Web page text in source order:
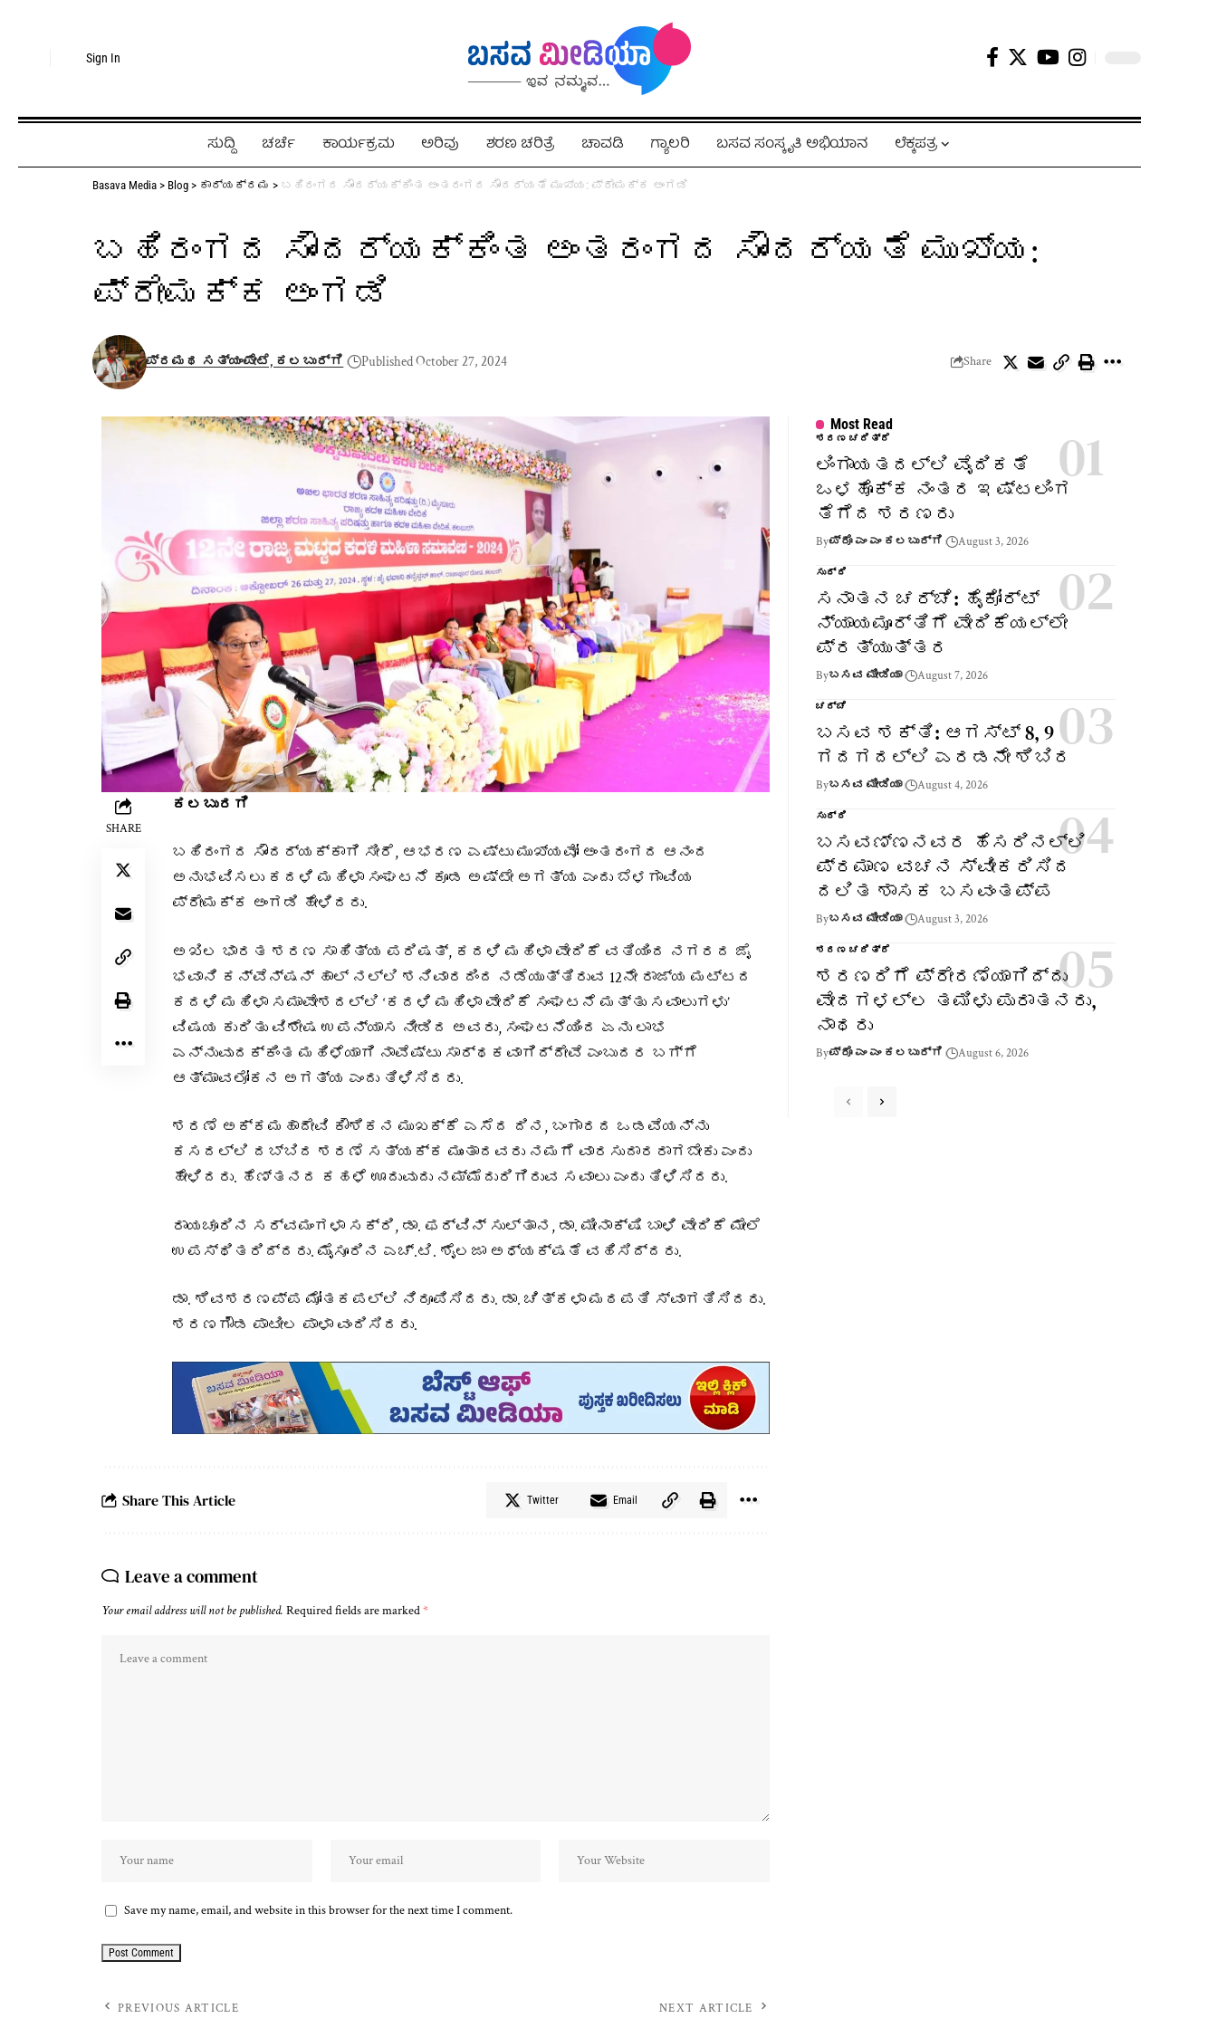
Sign In
ಸುದ್ದಿ ಚರ್ಚೆ ಕಾರ್ಯಕ್ರಮ ಅರಿವು ಶರಣ ಚರಿತ್ರೆ ಚಾವಡಿ ಗ್ಯಾಲರಿ ಬಸವ ಸಂಸ್ಕೃತಿ ಅಭಿಯಾನ ಲೆಕ್ಕಪತ್ರ
Basava Media > Blog > ಕಾರ್ಯಕ್ರಮ > ಬಹಿರಂಗದ ಸೌಂದರ್ಯಕ್ಕಿಂತ ಅಂತರಂಗದ ಸೌಂದರ್ಯತೆ ಮುಖ್ಯ: ಪ್ರೇಮಕ್ಕ ಅಂಗಡಿ
ಬಹಿರಂಗದ ಸೌಂದರ್ಯಕ್ಕಿಂತ ಅಂತರಂಗದ ಸೌಂದರ್ಯತೆ ಮುಖ್ಯ:
ಪ್ರೇಮಕ್ಕ ಅಂಗಡಿ
ಪ್ರಮಥ ಸತ್ಯಂಪೇಟೆ, ಕಲಬುರ್ಗಿ Published October 27, 2024 Share
SHARE
ಕಲಬುರಗಿ
ಬಹಿರಂಗದ ಸೌಂದರ್ಯಕ್ಕಾಗಿ ಸೀರೆ, ಆಭರಣ ಎಷ್ಟು ಮುಖ್ಯವೋ ಅಂತರಂಗದ ಆನಂದ
ಅನುಭವಿಸಲು ಕದಳಿ ಮಹಿಳಾ ಸಂಘಟನೆ ಕೂಡ ಅಷ್ಟೇ ಅಗತ್ಯ ಎಂದು ಬೆಳಗಾವಿಯ
ಪ್ರೇಮಕ್ಕ ಅಂಗಡಿ ಹೇಳಿದರು.
ಅಖಿಲ ಭಾರತ ಶರಣ ಸಾಹಿತ್ಯ ಪರಿಷತ್, ಕದಳಿ ಮಹಿಳಾ ವೇದಿಕೆ ವತಿಯಿಂದ ನಗರದ ಜೈ
ಭವಾನಿ ಕನ್ವೆನ್ಷನ್‌ ಹಾಲ್ ನಲ್ಲಿ ಶನಿವಾರದಿಂದ ನಡೆಯುತ್ತಿರುವ 12ನೇ ರಾಜ್ಯ ಮಟ್ಟದ
ಕದಳಿ ಮಹಿಳಾ ಸಮಾವೇಶದಲ್ಲಿ ‘ಕದಳಿ ಮಹಿಳಾ ವೇದಿಕೆ ಸಂಘಟನೆ ಮತ್ತು ಸವಾಲುಗಳು’
ವಿಷಯ ಕುರಿತು ವಿಶೇಷ ಉಪನ್ಯಾಸ ನೀಡಿದ ಅವರು, ಸಂಘಟನೆಯಿಂದ ಏನು ಲಾಭ
ಎನ್ನುವುದಕ್ಕಿಂತ ಮಹಿಳೆಯಾಗಿ ನಾವೆಷ್ಟು ಸಾರ್ಥಕವಾಗಿದ್ದೇವೆ ಎಂಬುದರ ಬಗ್ಗೆ
ಆತ್ಮಾವಲೋಕನ ಅಗತ್ಯ ಎಂದು ತಿಳಿಸಿದರು.
ಶರಣೆ ಅಕ್ಕಮಹಾದೇವಿ ಕೌಶಿಕನ ಮುಖಕ್ಕೆ ಎಸೆದ ದಿನ, ಬಂಗಾರದ ಒಡವೆಯನ್ನು
ಕಸದಲ್ಲಿ ದಬ್ಬಿದ ಶರಣೆ ಸತ್ಯಕ್ಕ ಮುಂತಾದವರು ನಮಗೆ ವಾರಸುದಾರರಾಗಬೇಕು ಎಂದು
ಹೇಳಿದರು. ಹೆಣ್ತನದ ಕಹಳೆ ಊದುವುದು ನಮ್ಮೆದುರಿಗಿರುವ ಸವಾಲು ಎಂದು ತಿಳಿಸಿದರು.
ರಾಯಚೂರಿನ ಸರ್ವಮಂಗಳಾ ಸಕ್ರಿ, ಡಾ. ಫರ್ವಿನ್ ಸುಲ್ತಾನ, ಡಾ. ಮೀನಾಕ್ಷಿ ಬಾಳಿ ವೇದಿಕೆ ಮೇಲೆ
ಉಪಸ್ಥಿತರಿದ್ದರು. ಮೈಸೂರಿನ ಎಚ್.ಟಿ. ಶೈಲಜಾ ಅಧ್ಯಕ್ಷತೆ ವಹಿಸಿದ್ದರು.
ಡಾ.‌ ಶಿವಶರಣಪ್ಪ ಮೋತಕಪಲ್ಲಿ ನಿರೂಪಿಸಿದರು. ಡಾ. ಚಿತ್ಕಳಾ ಮಠಪತಿ ಸ್ವಾಗತಿಸಿದರು.‌
ಶರಣಗೌಡ ಪಾಟೀಲ ಪಾಳಾ ವಂದಿಸಿದರು.
Share This Article Twitter Email
Leave a comment
Your email address will not be published. Required fields are marked*
Save my name, email, and website in this browser for the next time I comment.
PREVIOUS ARTICLE NEXT ARTICLE
Most Read
ಶರಣ ಚರಿತ್ರೆ
ಲಿಂಗಾಯತದಲ್ಲಿ ವೈದಿಕತೆ
ಒಳಹೊಕ್ಕ ನಂತರ ಇಷ್ಟಲಿಂಗ
ತೆಗೆದ ಶರಣರು
Byಪ್ರೊ ಎಂ ಎಂ ಕಲಬುರ್ಗಿ August 3, 2026
ಸುದ್ದಿ
ಸನಾತನ ಚರ್ಚೆ: ಹೈಕೋರ್ಟ್
ನ್ಯಾಯಮೂರ್ತಿಗೆ ವೇದಿಕೆಯಲ್ಲೇ
ಪ್ರತ್ಯುತ್ತರ
Byಬಸವ ಮೀಡಿಯಾ August 7, 2026
ಚರ್ಚೆ
ಬಸವ ಶಕ್ತಿ: ಆಗಸ್ಟ್ 8, 9
ಗದಗದಲ್ಲಿ ಎರಡನೇ ಶಿಬಿರ
Byಬಸವ ಮೀಡಿಯಾ August 4, 2026
ಸುದ್ದಿ
ಬಸವಣ್ಣನವರ ಹೆಸರಿನಲ್ಲಿ
ಪ್ರಮಾಣ ವಚನ ಸ್ವೀಕರಿಸಿದ
ದಲಿತ ಶಾಸಕ ಬಸವಂತಪ್ಪ
Byಬಸವ ಮೀಡಿಯಾ August 3, 2026
ಶರಣ ಚರಿತ್ರೆ
ಶರಣರಿಗೆ ಪ್ರೇರಣೆಯಾಗಿದ್ದು
ವೇದಗಳಲ್ಲ ತಮಿಳು ಪುರಾತನರು,
ನಾಥರು
Byಪ್ರೊ ಎಂ ಎಂ ಕಲಬುರ್ಗಿ August 6, 2026